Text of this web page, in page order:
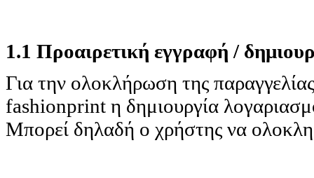
1.1 Προαιρετική εγγραφή /
Για την ολοκλήρωση της
fashionprint η δημιουργία
Μπορεί δηλαδή ο χρήστης να